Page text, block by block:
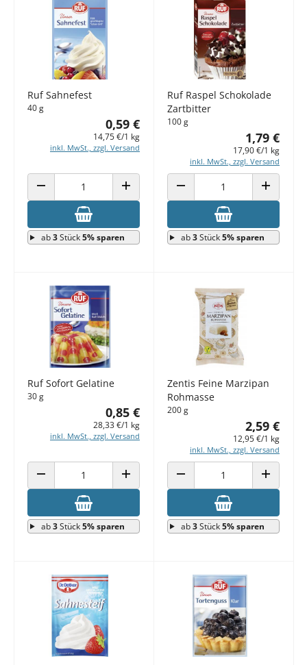
Ruf Sahnefest
40 g
0,59 €
14,75 €/1 kg
inkl. MwSt., zzgl. Versand
ANZAHL VERRINGERN ANZAHL ERHÖHEN
ab3Stück5% sparen
Ruf Raspel Schokolade
Zartbitter
100 g
1,79 €
17,90 €/1 kg
inkl. MwSt., zzgl. Versand
ANZAHL VERRINGERN ANZAHL
ab3Stück5% sparen
Ruf Sofort Gelatine
30 g
0,85 €
28,33 €/1 kg
inkl. MwSt., zzgl. Versand
ANZAHL VERRINGERN ANZAHL ERHÖHEN
ab3Stück5% sparen
Zentis Feine Marzipan
Rohmasse
200 g
2,59 €
12,95 €/1 kg
inkl. MwSt., zzgl. Versand
ANZAHL VERRINGERN ANZAHL
ab3Stück5% sparen